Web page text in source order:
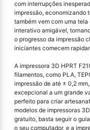
com interrupções
impressão, economizando
também vem com uma
interativo amigável,
o progresso da impressão
iniciantes comecem
A impressora 3D HPRT
filamentos, como PLA,
impressão de até ± 0,2
excepcional a um grande
perfeito para criar
modelos de impressoras
gratuito, basta seguir o
o seu computador, e a